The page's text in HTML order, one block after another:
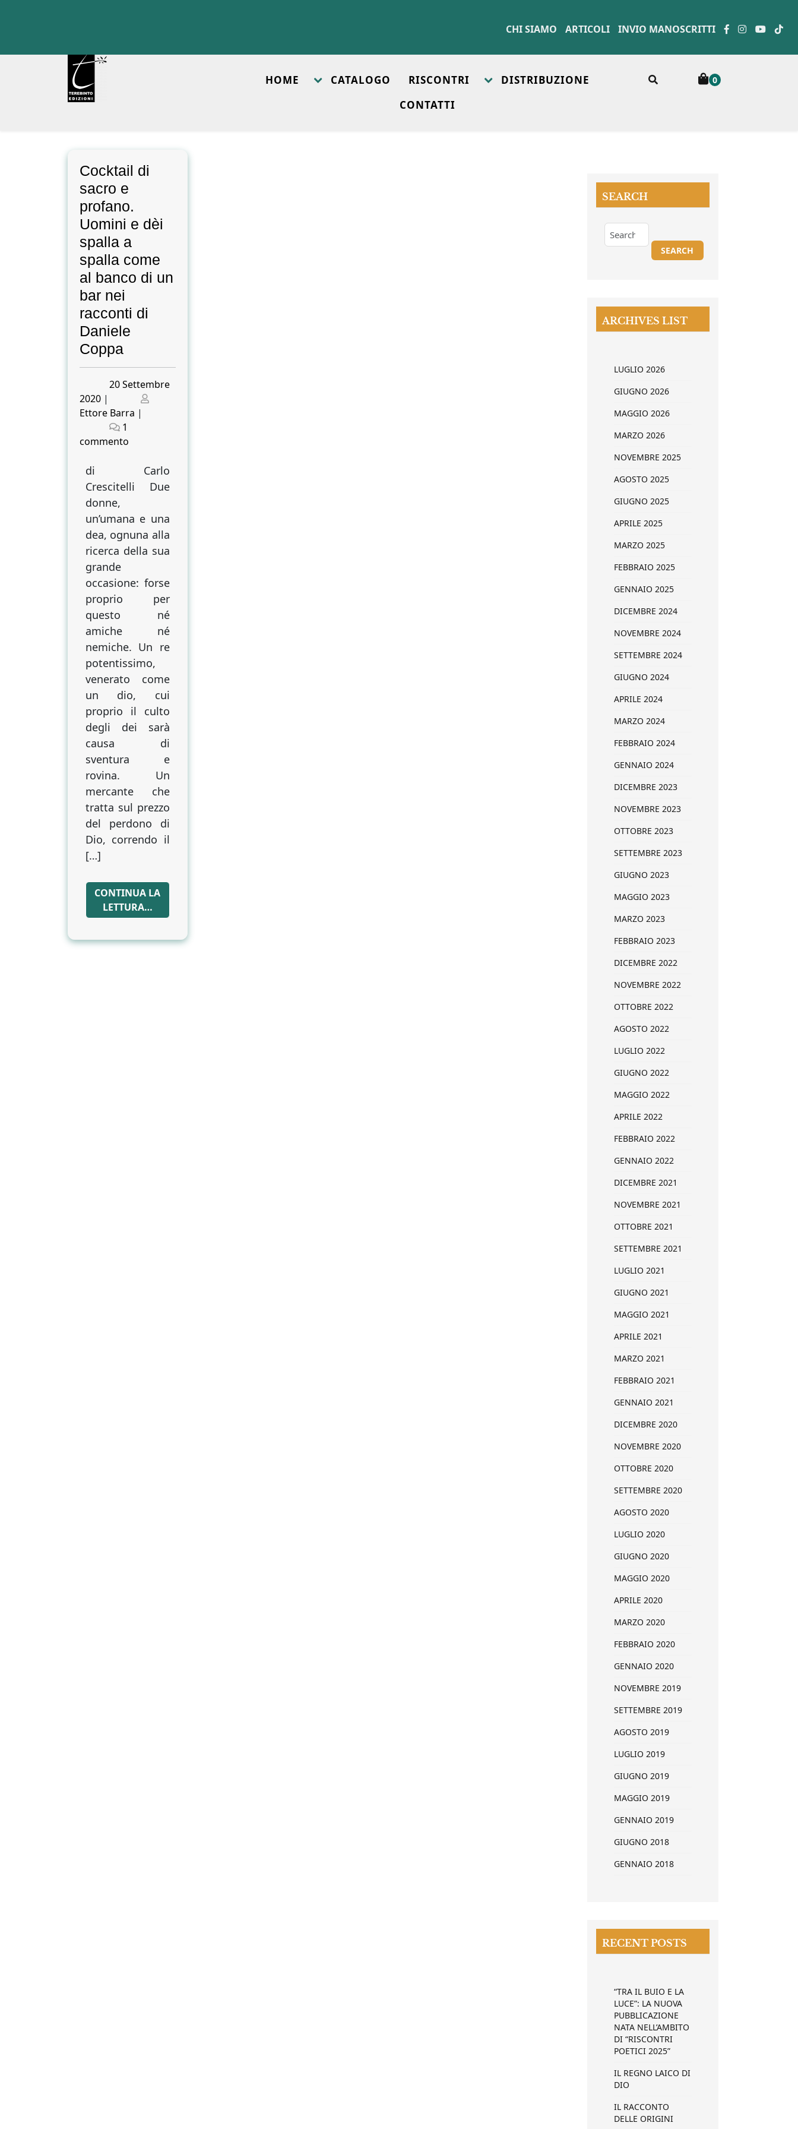
CHI SIAMO ARTICOLI INVIO MANOSCRITTI
HOME CATALOGO RISCONTRI
DISTRIBUZIONE
CONTATTI
0
Cocktail di
sacro e
profano.
Uomini e dèi
spalla a
spalla come
al banco di un
bar nei
racconti di
Daniele
Coppa
Posted
20 Settembre
2020 |
Posted
Ettore Barra |
1
commento
sacro
Uomini
e
dèi
a
spalla
banco
di
un
bar
nei
racconti
di
Daniele
di Carlo
Crescitelli Due
donne,
un’umana e una
dea, ognuna alla
ricerca della sua
grande
occasione: forse
proprio per
questo né
amiche né
nemiche. Un re
potentissimo,
venerato come
un dio, cui
proprio il culto
degli dei sarà
causa di
sventura e
rovina. Un
mercante che
tratta sul prezzo
del perdono di
Dio, correndo il
[…]
CONTINUA LA
LETTURA…
SEARCH
ARCHIVES LIST
LUGLIO 2026
GIUGNO 2026
MAGGIO 2026
MARZO 2026
NOVEMBRE 2025
AGOSTO 2025
GIUGNO 2025
APRILE 2025
MARZO 2025
FEBBRAIO 2025
GENNAIO 2025
DICEMBRE 2024
NOVEMBRE 2024
SETTEMBRE 2024
GIUGNO 2024
APRILE 2024
MARZO 2024
FEBBRAIO 2024
GENNAIO 2024
DICEMBRE 2023
NOVEMBRE 2023
OTTOBRE 2023
SETTEMBRE 2023
GIUGNO 2023
MAGGIO 2023
MARZO 2023
FEBBRAIO 2023
DICEMBRE 2022
NOVEMBRE 2022
OTTOBRE 2022
AGOSTO 2022
LUGLIO 2022
GIUGNO 2022
MAGGIO 2022
APRILE 2022
FEBBRAIO 2022
GENNAIO 2022
DICEMBRE 2021
NOVEMBRE 2021
OTTOBRE 2021
SETTEMBRE 2021
LUGLIO 2021
GIUGNO 2021
MAGGIO 2021
APRILE 2021
MARZO 2021
FEBBRAIO 2021
GENNAIO 2021
DICEMBRE 2020
NOVEMBRE 2020
OTTOBRE 2020
SETTEMBRE 2020
AGOSTO 2020
LUGLIO 2020
GIUGNO 2020
MAGGIO 2020
APRILE 2020
MARZO 2020
FEBBRAIO 2020
GENNAIO 2020
NOVEMBRE 2019
SETTEMBRE 2019
AGOSTO 2019
LUGLIO 2019
GIUGNO 2019
MAGGIO 2019
GENNAIO 2019
GIUGNO 2018
GENNAIO 2018
RECENT POSTS
“TRA IL BUIO E LA
LUCE”: LA NUOVA
PUBBLICAZIONE
NATA NELL’AMBITO
DI “RISCONTRI
POETICI 2025”
IL REGNO LAICO DI
DIO
IL RACCONTO
DELLE ORIGINI